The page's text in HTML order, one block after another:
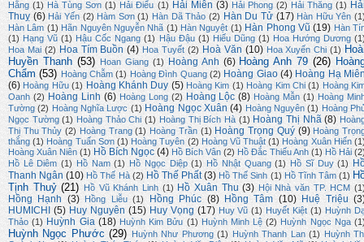
Hằng (1) Hà Tùng Sơn (1) Hải Điểu (1) Hải Miên (3) Hải Phong (2) Hải Thăng (1)
Thuỵ (6) Hải Yến (2) Hàm Sơn (1) Hàn Dã Thảo (2) Hàn Du Tử (17) Hàn Hữu Yên
Hàn Lâm (1) Hãn Nguyên Nguyễn Nhã (1) Hàn Nguyệt (1) Hàn Phong Vũ (19) Hàn
(1) Hạng Vũ (1) Hậu Cốc Ngang (1) Hậu Đậu (1) Hiếu Dũng (1) Hoa Hướng Dương
Hoa Mai (2) Hoa Tím Buồn (4) Hoa Tuyết (2) Hoà Văn (10) Hoa Xuyến Chi (1)
Huyền Thanh (53) Hoan Giang (1) Hoàng Anh (6) Hoàng Anh 79 (26)
Chẩm (53) Hoàng Chẫm (1) Hoàng Đình Quang (2) Hoàng Giao (4) Hoàng Hạ
(6) Hoàng Hữu (1) Hoàng Khánh Duy (5) Hoàng Kim (1) Hoàng Kim Chi (1) Hoàng
Oanh (2) Hoàng Linh (6) Hoàng Long (2) Hoàng Lộc (8) Hoàng Mẫn (1) Hoàng
Tường (2) Hoàng Nghĩa Lược (1) Hoàng Ngọc Xuân (4) Hoàng Nguyên (1) Hoàng
Ngọc Tường (1) Hoàng Thảo Chi (1) Hoàng Thị Bích Hà (1) Hoàng Thị Nhã (8)
Thị Thu Thủy (2) Hoàng Trang (1) Hoàng Trần (1) Hoàng Trọng Quý (9) Hoàng
thắng (1) Hoàng Tuấn Sơn (1) Hoàng Tuyên (2) Hoàng Vũ Thuật (1) Hoàng Xuân Hiến
Hoàng Xuân Niên (1) Hồ Bích Ngọc (4) Hồ Bích Vân (2) Hồ Đắc Thiếu Anh (1) Hồ Hải
Hồ Lê Diêm (1) Hồ Nam (1) Hồ Ngọc Diệp (1) Hồ Nhật Quang (1) Hồ Sĩ Duy (1)
Thanh Ngân (10) Hồ Thế Hà (2) Hồ Thế Phất (3) Hồ Thế Sinh (1) Hồ Tĩnh Tâm (1)
Tịnh Thuỷ (21) Hồ Vũ Khánh Linh (1) Hồ Xuân Thu (3) Hội Nhà văn TP. HCM
Hồng Hạnh (3) Hồng Liễu (1) Hồng Phúc (8) Hồng Tâm (10) Huệ Triệu
HUMICHI
(5) Huy Nguyên (15) Huy Vọng (17) Huy Vũ (1) Huyết Kiệt (1) Huỳnh
Thảo (1) Huỳnh Gia (18) Huỳnh Kim Bửu (1) Huỳnh Minh Lệ (2) Huỳnh Ngọc Nga
Huỳnh Ngọc Phước (29) Huỳnh Như Phương (1) Huỳnh Thanh Lan (1) Huỳnh